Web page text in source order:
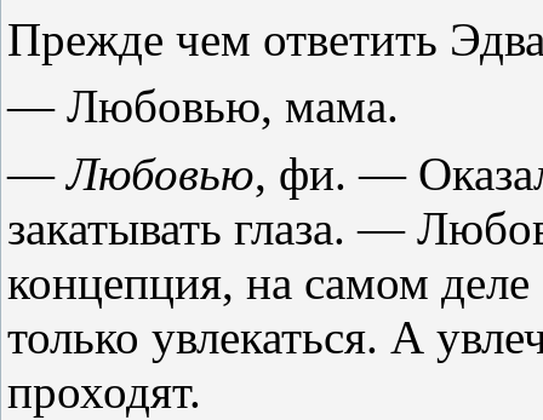
Прежде чем ответить
— Любовью, мама.
—Любовью, фи. —
закатывать глаза. —
концепция, на самом
только увлекаться. А
проходят.